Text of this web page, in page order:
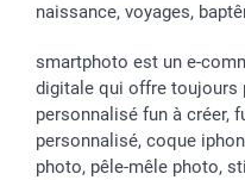
naissance, voyages,
smartphoto est un e-
digitale qui offre toujours
personnalisé fun à créer,
personnalisé, coque
photo, pêle-mêle photo,